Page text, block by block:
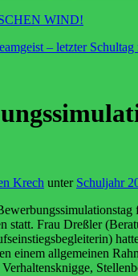
WIND!
– letzter
Krech unter Schuljahr
statt. Frau Dreßler
einem allgemeinen